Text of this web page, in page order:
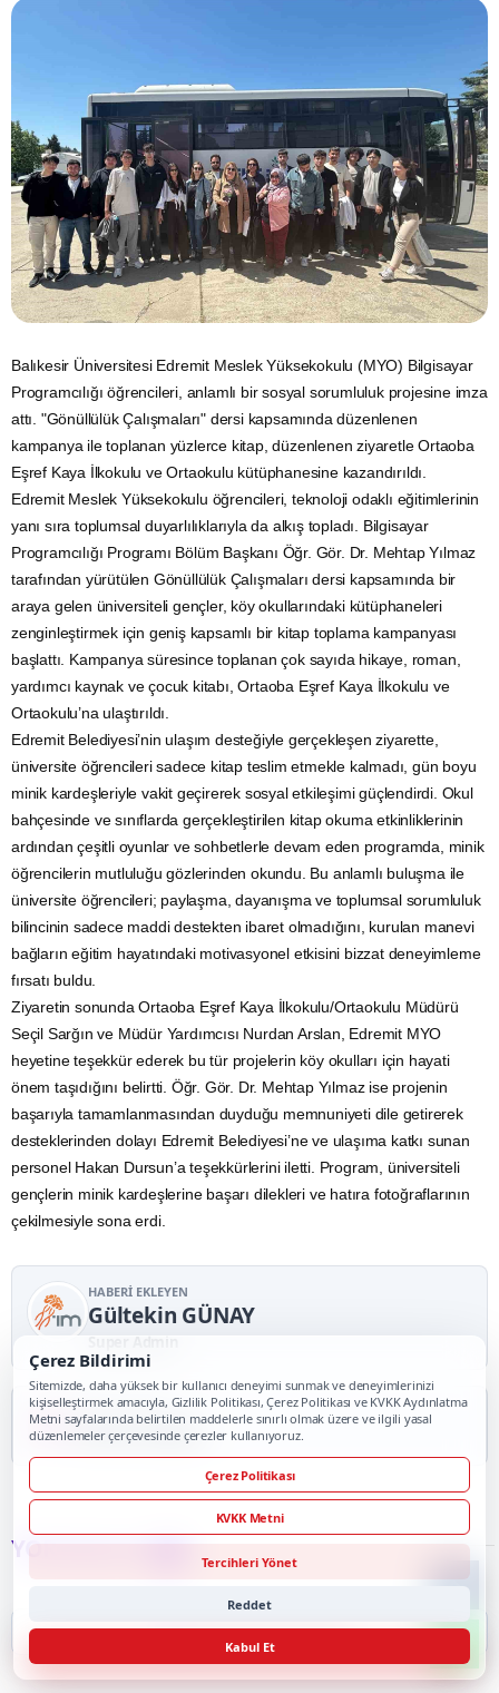
Balıkesir Üniversitesi Edremit Meslek Yüksekokulu (MYO) Bilgisayar
Programcılığı öğrencileri, anlamlı bir sosyal sorumluluk projesine imza
attı. "Gönüllülük Çalışmaları" dersi kapsamında düzenlenen
kampanya ile toplanan yüzlerce kitap, düzenlenen ziyaretle Ortaoba
Eşref Kaya İlkokulu ve Ortaokulu kütüphanesine kazandırıldı.
Edremit Meslek Yüksekokulu öğrencileri, teknoloji odaklı eğitimlerinin
yanı sıra toplumsal duyarlılıklarıyla da alkış topladı. Bilgisayar
Programcılığı Programı Bölüm Başkanı Öğr. Gör. Dr. Mehtap Yılmaz
tarafından yürütülen Gönüllülük Çalışmaları dersi kapsamında bir
araya gelen üniversiteli gençler, köy okullarındaki kütüphaneleri
zenginleştirmek için geniş kapsamlı bir kitap toplama kampanyası
başlattı. Kampanya süresince toplanan çok sayıda hikaye, roman,
yardımcı kaynak ve çocuk kitabı, Ortaoba Eşref Kaya İlkokulu ve
Ortaokulu’na ulaştırıldı.
Edremit Belediyesi’nin ulaşım desteğiyle gerçekleşen ziyarette,
üniversite öğrencileri sadece kitap teslim etmekle kalmadı, gün boyu
minik kardeşleriyle vakit geçirerek sosyal etkileşimi güçlendirdi. Okul
bahçesinde ve sınıflarda gerçekleştirilen kitap okuma etkinliklerinin
ardından çeşitli oyunlar ve sohbetlerle devam eden programda, minik
öğrencilerin mutluluğu gözlerinden okundu. Bu anlamlı buluşma ile
üniversite öğrencileri; paylaşma, dayanışma ve toplumsal sorumluluk
bilincinin sadece maddi destekten ibaret olmadığını, kurulan manevi
bağların eğitim hayatındaki motivasyonel etkisini bizzat deneyimleme
fırsatı buldu.
Ziyaretin sonunda Ortaoba Eşref Kaya İlkokulu/Ortaokulu Müdürü
Seçil Sarğın ve Müdür Yardımcısı Nurdan Arslan, Edremit MYO
heyetine teşekkür ederek bu tür projelerin köy okulları için hayati
önem taşıdığını belirtti. Öğr. Gör. Dr. Mehtap Yılmaz ise projenin
başarıyla tamamlanmasından duyduğu memnuniyeti dile getirerek
desteklerinden dolayı Edremit Belediyesi’ne ve ulaşıma katkı sunan
personel Hakan Dursun’a teşekkürlerini iletti. Program, üniversiteli
gençlerin minik kardeşlerine başarı dilekleri ve hatıra fotoğraflarının
çekilmesiyle sona erdi.
HABERI EKLEYEN
Gültekin GÜNAY
HABER KAYNAĞI
Punto Haber
YORUMLAR
İlk Yorumu Siz Yapın
Çerez Bildirimi
Sitemizde, daha yüksek bir kullanıcı deneyimi sunmak ve deneyimlerinizi
kişiselleştirmek amacıyla, Gizlilik Politikası, Çerez Politikası ve KVKK Aydınlatma
Metni sayfalarında belirtilen maddelerle sınırlı olmak üzere ve ilgili yasal
düzenlemeler çerçevesinde çerezler kullanıyoruz.
Çerez Politikası
KVKK Metni
Tercihleri Yönet
Reddet
Kabul Et